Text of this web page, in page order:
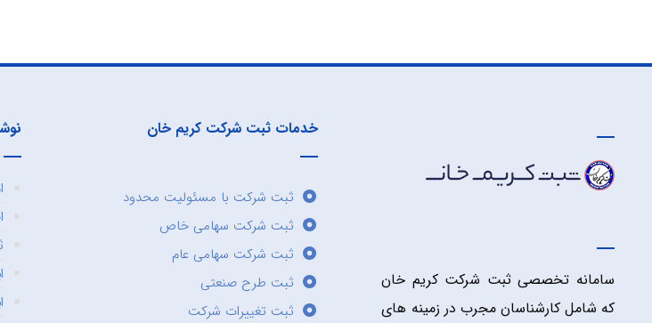
سامانه تخصصی ثبت شرکت کریم خان
که شامل کارشناسان مجرب در زمینه های
خدمات ثبت شرکت کریم خان
ثبت شرکت با مسئولیت محدود
ثبت شرکت سهامی خاص
ثبت شرکت سهامی عام
ثبت طرح صنعتی
ثبت تغییرات شرکت